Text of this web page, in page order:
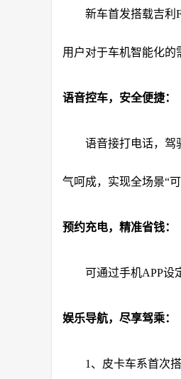
新车首发搭载吉利
用户对于车机智能化的
语音控车，安全便捷：
语音接打电话，驾
气呵成，实现全场景“可
预约充电，精准省钱：
可通过手机APP设
娱乐导航，尽享驾乘：
1、皮卡车系首次